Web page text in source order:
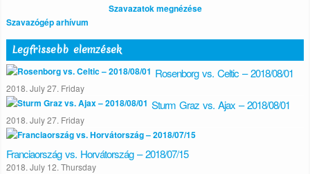
Szavazatok megnézése
Szavazógép arhívum
Legfrissebb elemzések
Rosenborg vs. Celtic – 2018/08/01
2018. July 27. Friday
Sturm Graz vs. Ajax – 2018/08/01
2018. July 27. Friday
Franciaország vs. Horvátország – 2018/07/15
2018. July 12. Thursday